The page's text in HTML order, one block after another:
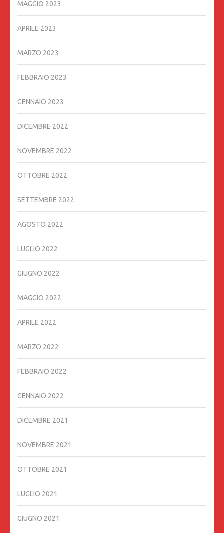
MAGGIO 2023
APRILE 2023
MARZO 2023
FEBBRAIO 2023
GENNAIO 2023
DICEMBRE 2022
NOVEMBRE 2022
OTTOBRE 2022
SETTEMBRE 2022
AGOSTO 2022
LUGLIO 2022
GIUGNO 2022
MAGGIO 2022
APRILE 2022
MARZO 2022
FEBBRAIO 2022
GENNAIO 2022
DICEMBRE 2021
NOVEMBRE 2021
OTTOBRE 2021
LUGLIO 2021
GIUGNO 2021